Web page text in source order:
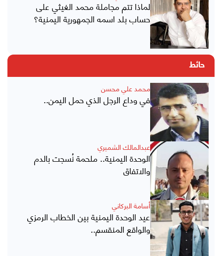
لماذا تتم مجاملة محمد الغيثي على
حساب بلد اسمه الجمهورية اليمنية؟
حائط
محمد علي محسن
في وداع الرجل الذي حمل اليمن..
عبدالمالك الشميري
الوحدة اليمنية.. ملحمة نُسجت بالدم
والاتفاق
أسامة البركاني
عيد الوحدة اليمنية بين الخطاب الرمزي
والواقع المنقسم..